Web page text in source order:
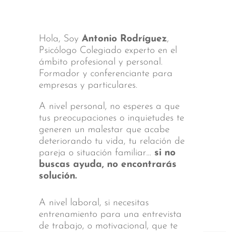
Hola, Soy Antonio Rodríguez,
Psicólogo Colegiado experto en el
ámbito profesional y personal.
Formador y conferenciante para
empresas y particulares.
A nivel personal, no esperes a que
tus preocupaciones o inquietudes te
generen un malestar que acabe
deteriorando tu vida, tu relación de
pareja o situación familiar… si no
buscas ayuda, no encontrarás
solución.
A nivel laboral, si necesitas
entrenamiento para una entrevista
de trabajo, o motivacional, que te